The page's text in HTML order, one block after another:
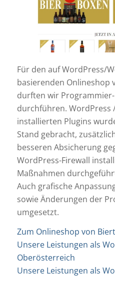
Für den auf WordPress/
basierenden Onlineshop
durften wir
durchführen. WordPress
installierten Plugins
Stand gebracht,
besseren Absicherung
WordPress-Firewall
Maßnahmen
Auch grafische
sowie Änderungen der
umgesetzt.
Zum Onlineshop von
Unsere Leistungen als
Oberösterreich
Unsere Leistungen als